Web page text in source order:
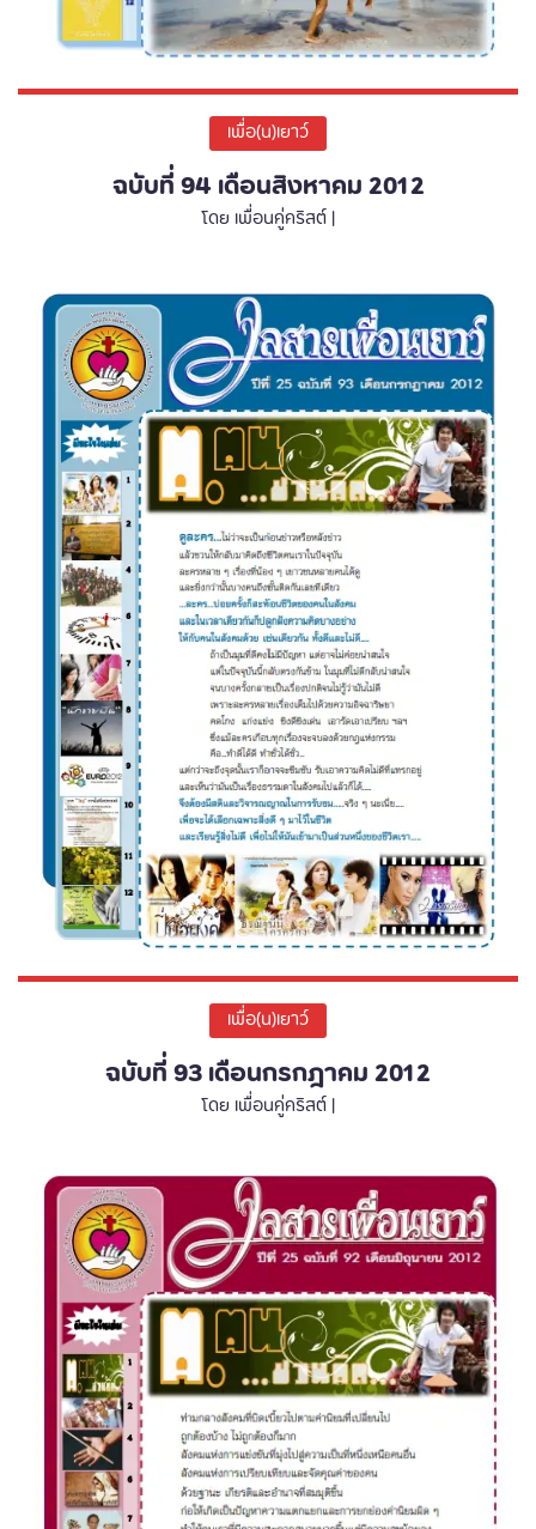
เพื่อ(น)เยาว์
ฉบับที่ 94 เดือนสิงหาคม 2012
โดย เพื่อนคู่คริสต์ |
เพื่อ(น)เยาว์
ฉบับที่ 93 เดือนกรกฎาคม 2012
โดย เพื่อนคู่คริสต์ |